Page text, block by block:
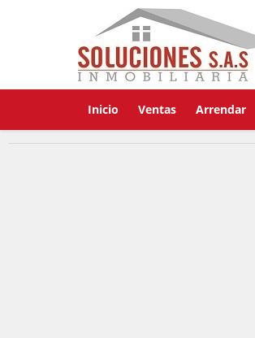
Inicio Ventas Arrendar